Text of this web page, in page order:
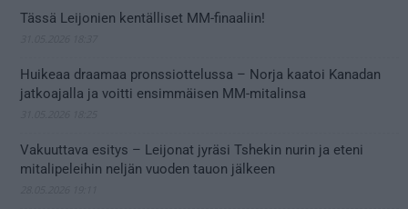
Tässä Leijonien kentälliset MM-finaaliin!
Huikeaa draamaa pronssiottelussa – Norja kaatoi Kanadan
jatkoajalla ja voitti ensimmäisen MM-mitalinsa
Vakuuttava esitys – Leijonat jyräsi Tshekin nurin ja eteni
mitalipeleihin neljän vuoden tauon jälkeen